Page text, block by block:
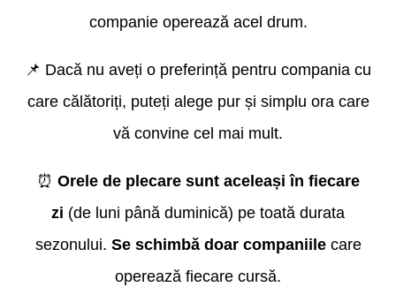
companie operează acel drum.
📌 Dacă nu aveți o preferință pentru compania cu
care călătoriți, puteți alege pur și simplu ora care
vă convine cel mai mult.
⏰ Orele de plecare sunt aceleași în fiecare
zi (de luni până duminică) pe toată durata
sezonului. Se schimbă doar companiilecare
operează fiecare cursă.